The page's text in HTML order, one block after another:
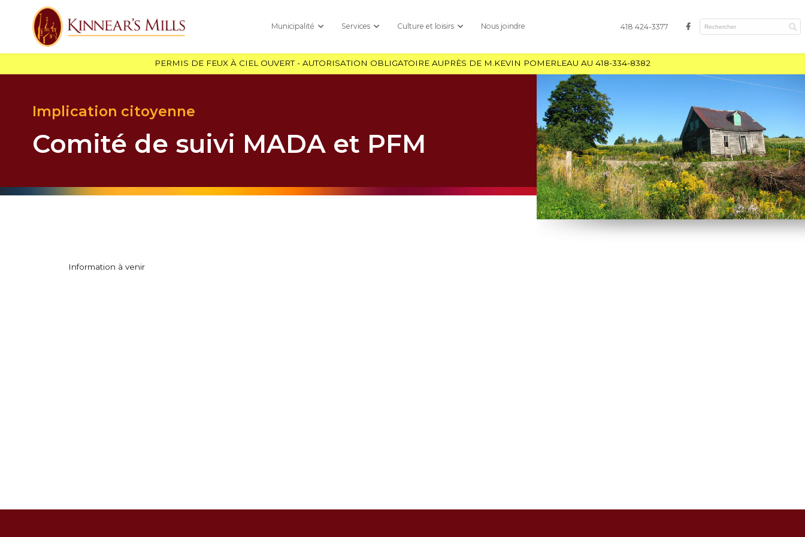
Municipalité Services Culture et loisirs Nous joindre 418 424-3377
PERMIS DE FEUX À CIEL OUVERT - AUTORISATION OBLIGATOIRE AUPRÈS DE M.KEVIN POMERLEAU AU 418-334-8382
Implication citoyenne
Comité de suivi MADA et PFM
Information à venir